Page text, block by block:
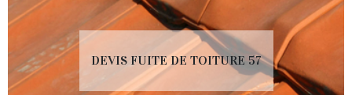
DEVIS FUITE DE TOITURE 57